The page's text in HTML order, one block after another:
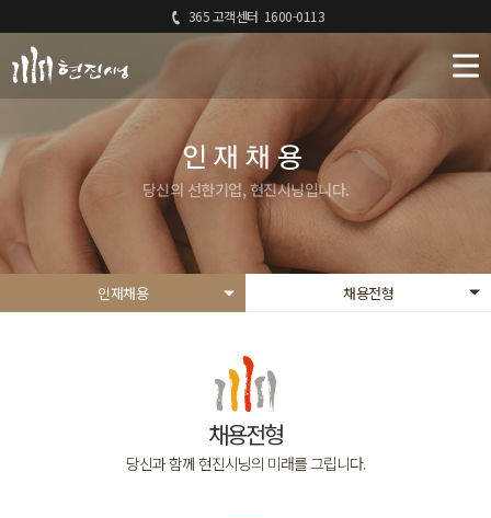
365 고객센터 1600-0113
인재채용
당신의 선한기업, 현진시닝입니다.
인재채용 채용전형
채용전형
당신과 함께 현진시닝의 미래를 그립니다.